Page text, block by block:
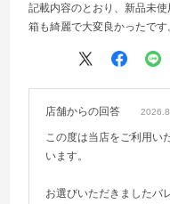
記載内容のとおり、新品未使
箱も綺麗で大変良かったです
店舗からの回答
この度は当店をご利用い
います。
お選びいただきましたバ